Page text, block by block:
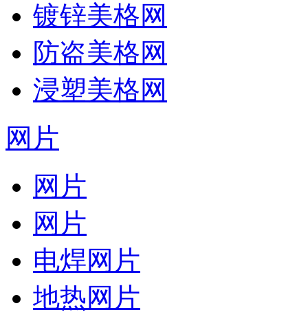
镀锌美格网
防盗美格网
浸塑美格网
网片
网片
网片
电焊网片
地热网片